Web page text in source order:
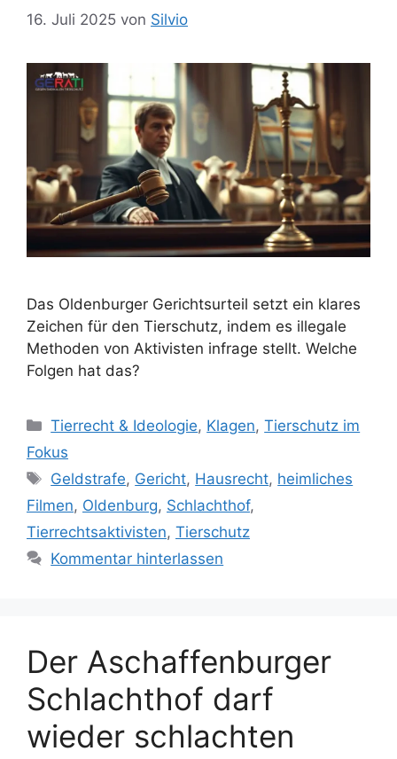
16. Juli 2025 von Silvio
Das Oldenburger Gerichtsurteil setzt ein klares
Zeichen für den Tierschutz, indem es illegale
Methoden von Aktivisten infrage stellt. Welche
Folgen hat das?
K
e
g
o
r
Tierrecht & Ideologie, Klagen,Tierschutz im
Fokus
S
l
a
r
t
e
Geldstrafe, Gericht, Hausrecht, heimliches
Filmen, Oldenburg, Schlachthof,
Tierrechtsaktivisten, Tierschutz
Kommentar hinterlassen
Der Aschaffenburger
Schlachthof darf
wieder schlachten